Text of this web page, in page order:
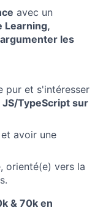
avec un
Learning,
les
pur et s'intéresser
JS/TypeScript sur
et avoir une
orienté(e) vers la
& 70k en